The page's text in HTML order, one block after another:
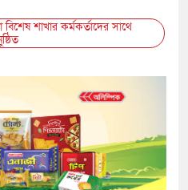
শাখার কর্মকর্তাদের সাথে